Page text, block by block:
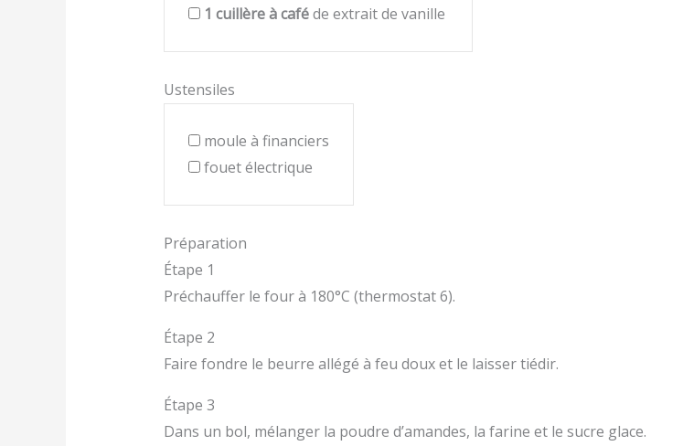
1 cuillère à caféde extrait de vanille
Ustensiles
moule à financiers
fouet électrique
Préparation
Étape 1
Préchauffer le four à 180°C (thermostat 6).
Étape 2
Faire fondre le beurre allégé à feu doux et le laisser tiédir.
Étape 3
Dans un bol, mélanger la poudre d’amandes, la farine et le sucre glace.